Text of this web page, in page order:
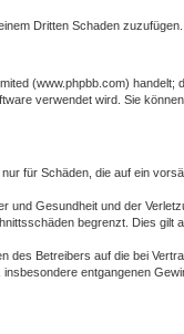
Dritten Schaden zuzufügen.
(www.phpbb.com) handelt;
verwendet wird. Sie
für Schäden, die auf ein
und Gesundheit und der
begrenzt. Dies gilt
des Betreibers auf die bei
entgangenen